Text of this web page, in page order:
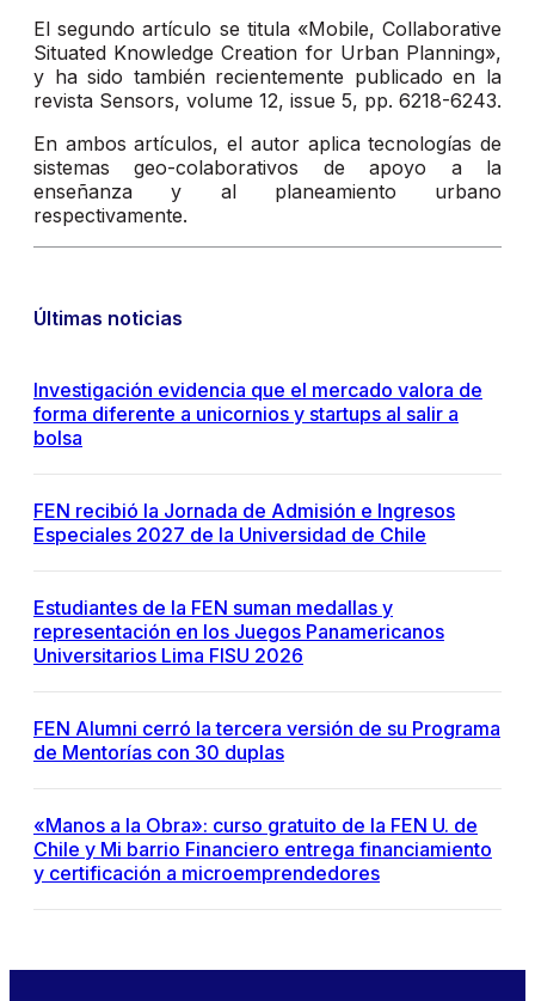
El segundo artículo se titula «Mobile, Collaborative
Situated Knowledge Creation for Urban Planning»,
y ha sido también recientemente publicado en la
revista Sensors, volume 12, issue 5, pp. 6218-6243.
En ambos artículos, el autor aplica tecnologías de
sistemas geo-colaborativos de apoyo a la
enseñanza y al planeamiento urbano
respectivamente.
Últimas noticias
Investigación evidencia que el mercado valora de
forma diferente a unicornios y startups al salir a
bolsa
FEN recibió la Jornada de Admisión e Ingresos
Especiales 2027 de la Universidad de Chile
Estudiantes de la FEN suman medallas y
representación en los Juegos Panamericanos
Universitarios Lima FISU 2026
FEN Alumni cerró la tercera versión de su Programa
de Mentorías con 30 duplas
«Manos a la Obra»: curso gratuito de la FEN U. de
Chile y Mi barrio Financiero entrega financiamiento
y certificación a microemprendedores